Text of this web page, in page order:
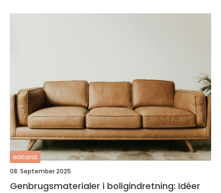
editorial
08. September 2025
Genbrugsmaterialer i boligindretning: Idéer